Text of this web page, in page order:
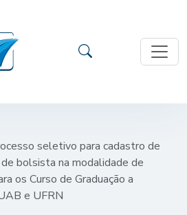
seletivo para cadastro de
bolsista na modalidade de
os Curso de Graduação a
e UFRN